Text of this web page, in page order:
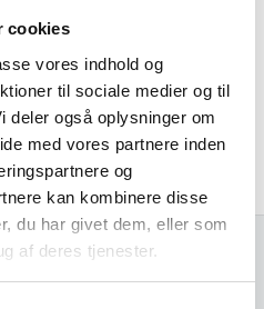
cookies
vores indhold og
til sociale medier og til
deler også oplysninger om
med vores partnere inden
og
kan kombinere disse
du har givet dem, eller som
af deres tjenester.
mm
mm